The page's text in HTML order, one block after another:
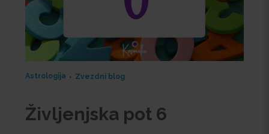
Astrologija Zvezdni blog
Življenjska pot 6